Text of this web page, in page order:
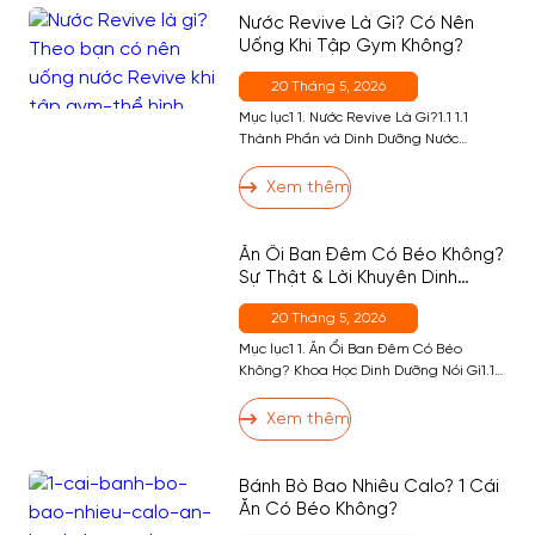
Kép / Ghế)2.5 Bài 5 — Plank2.6 Bài 6 —
[…]
Nước Revive Là Gì? Có Nên
Uống Khi Tập Gym Không?
20 Tháng 5, 2026
Mục lục1 1. Nước Revive Là Gì?1.1 1.1
Thành Phần và Dinh Dưỡng Nước
Không?1.3 1.3 Nước Revive Bao Nhiêu
Calo?1.4 1.4 Uống Revive Có Béo
Revive Có Tốt Không?3 3. Tập Gym Nên
Thay Revive Bằng BCAA Không?4 4. Ai
Nên […]
Xem thêm
Ăn Ổi Ban Đêm Có Béo Không?
Sự Thật & Lời Khuyên Dinh
Dưỡng
20 Tháng 5, 2026
Mục lục1 1. Ăn Ổi Ban Đêm Có Béo
Không? Khoa Học Dinh Dưỡng Nói Gì1.1
Với Người Tập Gym3 3. Ăn Ổi Ban Đêm
Có Tốt Không? — Thời Điểm Phù Hợp4
Cách Ăn […]
Xem thêm
Bánh Bò Bao Nhiêu Calo? 1 Cái
Ăn Có Béo Không?